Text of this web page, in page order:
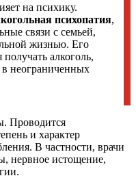
на психику.
психопатия,
связи с семьей,
жизнью. Его
алкоголь,
неограниченных
Проводится
и характер
В частности, врачи
нервное истощение,